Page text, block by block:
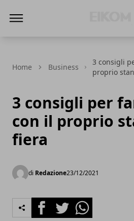
Home Business
3 consigli
proprio
3 consigli per
con il proprio
fiera
di Redazione23/12/2021
FacebookTwitterWhatsapp